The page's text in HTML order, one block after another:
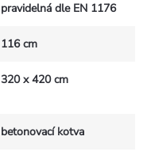
pravidelná dle EN 1176
116 cm
320 x 420 cm
betonovací kotva